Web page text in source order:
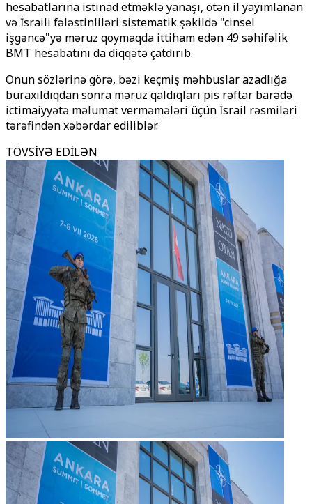
hesabatlarına istinad etməklə yanaşı, ötən il yayımlanan
və İsraili fələstinliləri sistematik şəkildə "cinsel
işgəncə"yə məruz qoymaqda ittiham edən 49 səhifəlik
BMT hesabatını da diqqətə çatdırıb.
Onun sözlərinə görə, bəzi keçmiş məhbuslar azadlığa
buraxıldıqdan sonra məruz qaldıqları pis rəftar barədə
ictimaiyyətə məlumat verməmələri üçün İsrail rəsmiləri
tərəfindən xəbərdar ediliblər.
TÖVSİYƏ EDİLƏN